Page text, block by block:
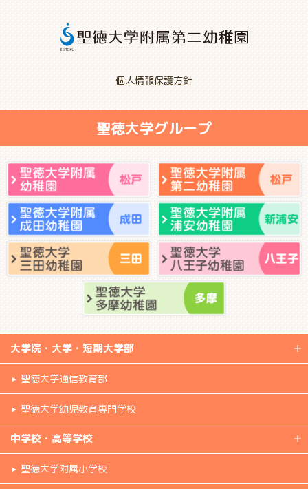
聖徳大学グループ
大学院・大学・短期大学部
聖徳大学通信教育部
聖徳大学幼児教育専門学校
中学校・高等学校
聖徳大学附属小学校
個人情報保護方針